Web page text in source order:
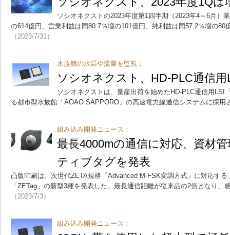
ソシオネクストの2023年度第1四半期（2023年4～6月）
の614億円、営業利益は同80.7％増の101億円、純利益は同57.2％増の80
（2023/7/31）
水族館の水温や流量を監視：
ソシオネクスト、HD-PLC通信
ソシオネクストは、量産出荷を始めたHD-PLC通信用LSI
る都市型水族館「AOAO SAPPORO」の高速電力線通信システムに採用
組み込み開発ニュース：
最長4000mの通信に対応、資材
ティブタグを発表
凸版印刷は、次世代ZETA規格「Advanced M-FSK変調方式」に対応す
「ZETag」の新型3種を発表した。最長通信距離が従来品の2倍となり、
（2023/7/3）
組み込み開発ニュース：